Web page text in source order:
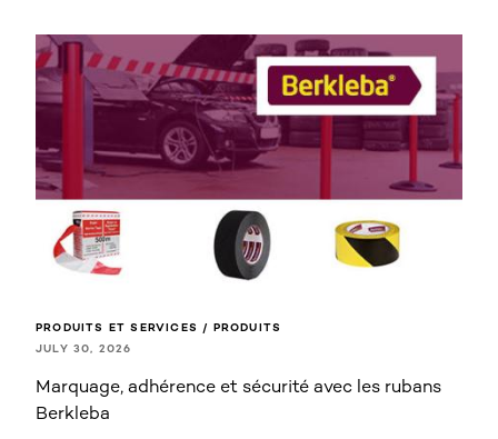
PRODUITS ET SERVICES / PRODUITS
JULY 30, 2026
Marquage, adhérence et sécurité avec les rubans
Berkleba